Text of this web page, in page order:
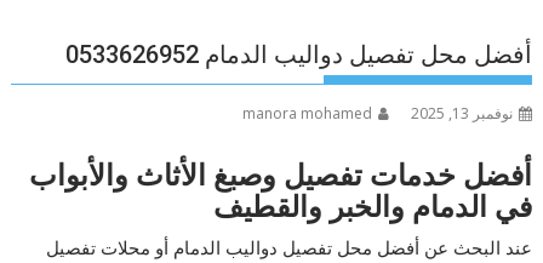
أفضل محل تفصيل دواليب الدمام 0533626952
نوفمبر 13, 2025 manora mohamed
أفضل خدمات تفصيل وصبغ الأثاث والأبواب
في الدمام والخبر والقطيف
عند البحث عن أفضل محل تفصيل دواليب الدمام أو محلات تفصيل